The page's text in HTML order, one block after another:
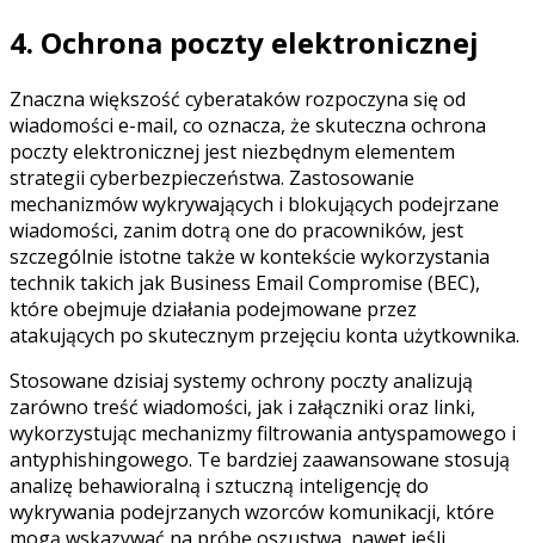
4. Ochrona poczty elektronicznej
Znaczna większość cyberataków rozpoczyna się od
wiadomości e-mail, co oznacza, że skuteczna ochrona
poczty elektronicznej jest niezbędnym elementem
strategii cyberbezpieczeństwa. Zastosowanie
mechanizmów wykrywających i blokujących podejrzane
wiadomości, zanim dotrą one do pracowników, jest
szczególnie istotne także w kontekście wykorzystania
technik takich jak Business Email Compromise (BEC),
które obejmuje działania podejmowane przez
atakujących po skutecznym przejęciu konta użytkownika.
Stosowane dzisiaj systemy ochrony poczty analizują
zarówno treść wiadomości, jak i załączniki oraz linki,
wykorzystując mechanizmy filtrowania antyspamowego i
antyphishingowego. Te bardziej zaawansowane stosują
analizę behawioralną i sztuczną inteligencję do
wykrywania podejrzanych wzorców komunikacji, które